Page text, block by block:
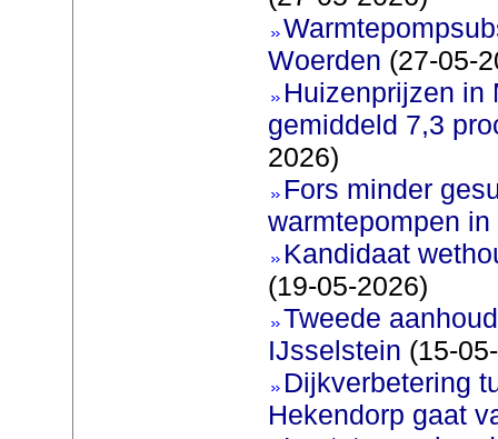
Woerden (27-05-
Huizenprijzen in
gemiddeld 7,3
2026)
Fors minder
warmtepompen in
Kandidaat
(19-05-2026)
Tweede
IJsselstein (15-
Dijkverbetering
Hekendorp gaat